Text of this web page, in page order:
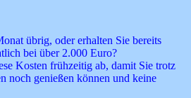
übrig, oder erhalten Sie bereits
bei über 2.000 Euro?
Kosten frühzeitig ab, damit Sie trotz
noch genießen können und keine